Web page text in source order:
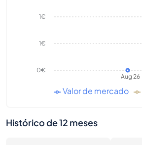
Aug 26
0€
1€
1€
Valor de mercado
Histórico de 12 meses